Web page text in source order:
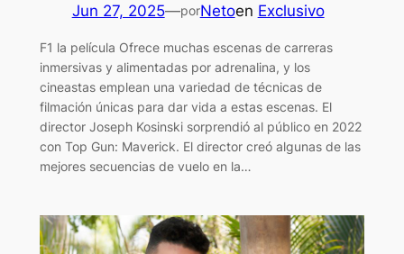
Jun 27, 2025—porNetoen Exclusivo
F1 la película Ofrece muchas escenas de carreras
inmersivas y alimentadas por adrenalina, y los
cineastas emplean una variedad de técnicas de
filmación únicas para dar vida a estas escenas. El
director Joseph Kosinski sorprendió al público en 2022
con Top Gun: Maverick. El director creó algunas de las
mejores secuencias de vuelo en la…